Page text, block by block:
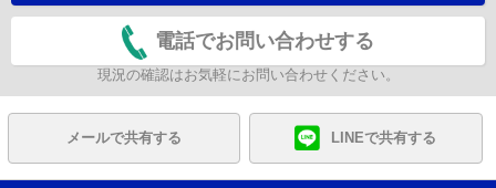
電話でお問い合わせする
現況の確認はお気軽にお問い合わせください。
メールで共有する LINEで共有する